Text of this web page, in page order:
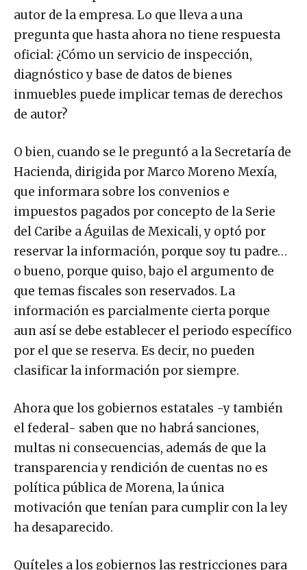
autor de la empresa. Lo que lleva a una
pregunta que hasta ahora no tiene respuesta
oficial: ¿Cómo un servicio de inspección,
diagnóstico y base de datos de bienes
inmuebles puede implicar temas de derechos
de autor?
O bien, cuando se le preguntó a la Secretaría de
Hacienda, dirigida por Marco Moreno Mexía,
que informara sobre los convenios e
impuestos pagados por concepto de la Serie
del Caribe a Águilas de Mexicali, y optó por
reservar la información, porque soy tu padre…
o bueno, porque quiso, bajo el argumento de
que temas fiscales son reservados. La
información es parcialmente cierta porque
aun así se debe establecer el periodo específico
por el que se reserva. Es decir, no pueden
clasificar la información por siempre.
Ahora que los gobiernos estatales -y también
el federal- saben que no habrá sanciones,
multas ni consecuencias, además de que la
transparencia y rendición de cuentas no es
política pública de Morena, la única
motivación que tenían para cumplir con la ley
ha desaparecido.
Quíteles a los gobiernos las restricciones para